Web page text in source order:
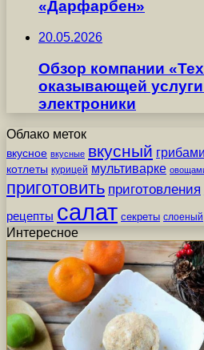
«Дарфарбен»
20.05.2026
Обзор компании
оказывающей
электроники
Облако меток
вкусное вкусные вкусный грибами
котлеты курицей мультиварке
приготовить приготовления
рецепты салат секреты слоеный
Интересное